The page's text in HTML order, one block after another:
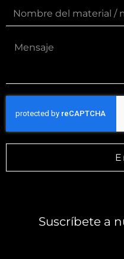
Suscríbete a